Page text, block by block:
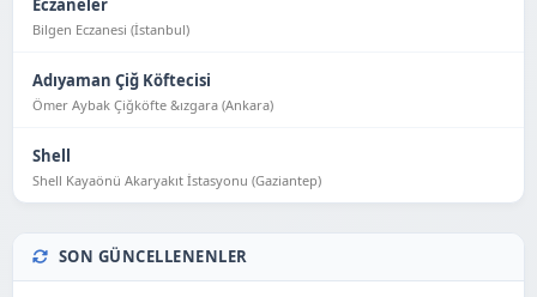
Eczaneler
Bilgen Eczanesi (İstanbul)
Adıyaman Çiğ Köftecisi
Ömer Aybak Çiğköfte &ızgara (Ankara)
Shell
Shell Kayaönü Akaryakıt İstasyonu (Gaziantep)
SON GÜNCELLENENLER